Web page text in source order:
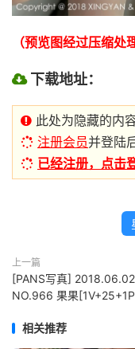
（预览图经过压缩处
下载地址：
此处为隐藏的内容
注册会员并登陆
已经注册，点击
上一篇
[PANS写真] 2018.06.02
NO.966 果果
相关推荐